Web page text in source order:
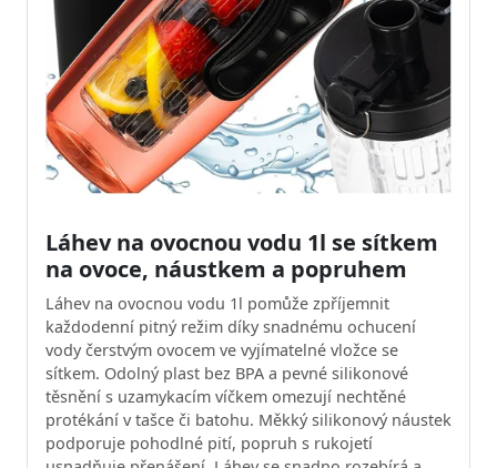
Láhev na ovocnou vodu 1l se sítkem
na ovoce, náustkem a popruhem
Láhev na ovocnou vodu 1l pomůže zpříjemnit
každodenní pitný režim díky snadnému ochucení
vody čerstvým ovocem ve vyjímatelné vložce se
sítkem. Odolný plast bez BPA a pevné silikonové
těsnění s uzamykacím víčkem omezují nechtěné
protékání v tašce či batohu. Měkký silikonový náustek
podporuje pohodlné pití, popruh s rukojetí